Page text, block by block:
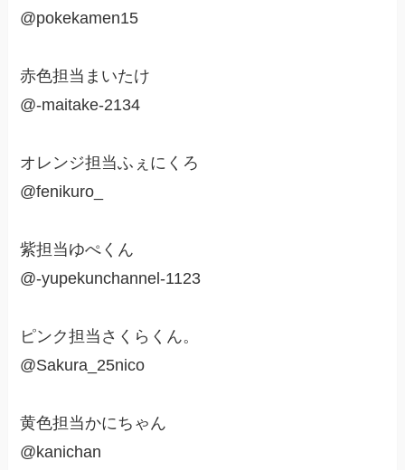
@pokekamen15
赤色担当まいたけ
@-maitake-2134
オレンジ担当ふぇにくろ
@fenikuro_
紫担当ゆぺくん
@-yupekunchannel-1123
ピンク担当さくらくん。
@Sakura_25nico
黄色担当かにちゃん
@kanichan